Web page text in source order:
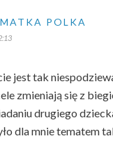
POLKA
jest tak
zmieniają się z
drugiego
dla mnie tematem